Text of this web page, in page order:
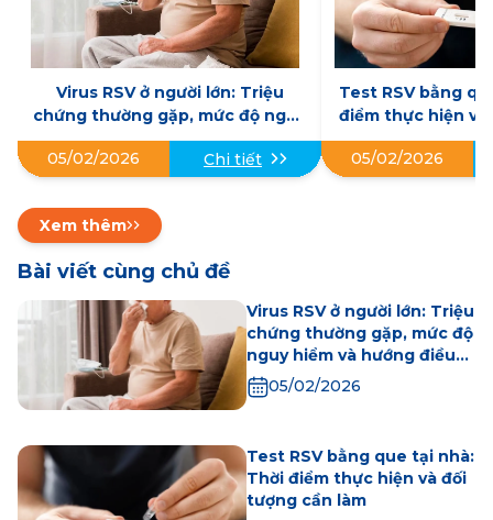
Virus RSV ở người lớn: Triệu
chứng thường gặp, mức độ nguy
hiểm và hướng điều trị
05/02/2026
Chi tiết
Test RSV bằng
điểm thực hiện
làm
05/02/2026
Xem thêm
Bài viết cùng chủ đề
Virus RSV ở người lớn: Triệu
chứng thường gặp, mức độ
nguy hiểm và hướng điều
trị05/02/2026
Test RSV bằng que tại nhà:
Thời điểm thực hiện và đối
tượng cần làm